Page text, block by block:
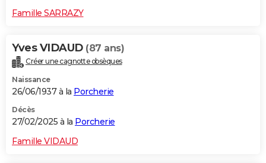
Famille SARRAZY
Yves VIDAUD (87 ans)
Créer une cagnotte obsèques
Naissance
26/06/1937 à la Porcherie
Décès
27/02/2025 à la Porcherie
Famille VIDAUD